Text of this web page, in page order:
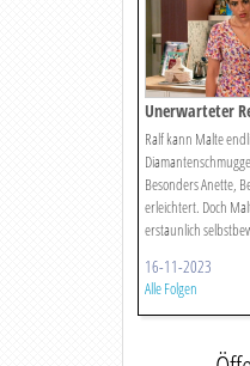
Unerwarteter
Ralf kann Malte
Besonders Anette,
erleichtert. Doch
erstaunlich
16-11-2023
Alle Folgen